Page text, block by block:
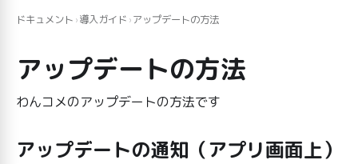
ドキュメント › 導入ガイド › アップデートの方法
アップデートの方法
わんコメのアップデートの方法です
アップデートの通知（アプリ画面上）